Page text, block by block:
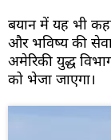
बयान में यह भी
और भविष्य की
अमेरिकी युद्ध
को भेजा जाएगा।